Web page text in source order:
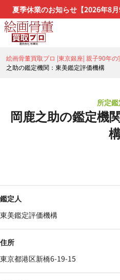
夏季休業のお知らせ【2026年8
(日)】
絵画骨董買取プロ |東京銀座| 親子90年
之助の鑑定機関：東美鑑定評価機構
所定
岡鹿之助の鑑定機
鑑定人
東美鑑定評価機構
住所
東京都港区新橋6-19-15